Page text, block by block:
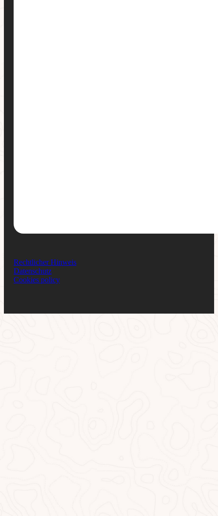
Rechtlicher Hinweis
Datenschutz
Cookies policy